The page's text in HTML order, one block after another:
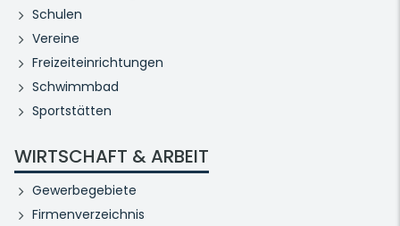
Schulen
Vereine
Freizeiteinrichtungen
Schwimmbad
Sportstätten
WIRTSCHAFT & ARBEIT
Gewerbegebiete
Firmenverzeichnis